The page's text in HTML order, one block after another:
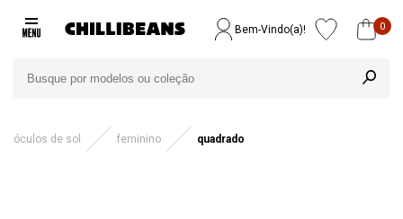
Bem-Vindo(a)! 0
óculos de sol feminino quadrado